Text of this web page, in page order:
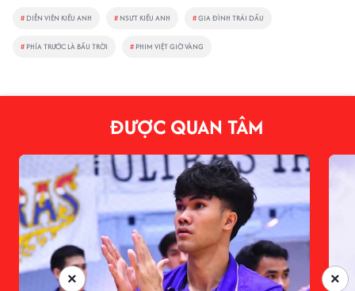
# DIỄN VIÊN KIỀU ANH # NSƯT KIỀU ANH #GIA ĐÌNH TRÁI DẤU
# PHÍA TRƯỚC LÀ BẦU TRỜI # PHIM VIỆT GIỜ VÀNG
ĐƯỢC QUAN TÂM
×
×